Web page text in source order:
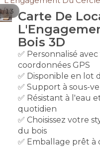
/13 Carte De
Bois 3D
✅ Personnalisé
coordonnées GPS
✅ Disponible en lot
✅ Support à sous-
✅ Résistant à l'eau
quotidien
✅ Choisissez votre
du bois
✅ Emballage prêt